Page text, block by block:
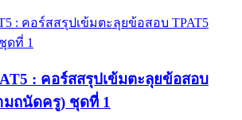
is:
฿2,600.00.
: คอร์สสรุปเข้มตะลุยข้อสอบ
ถนัดครู) ชุดที่ 1